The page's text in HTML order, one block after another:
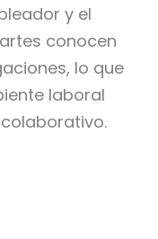
y el
conocen
lo que
laboral